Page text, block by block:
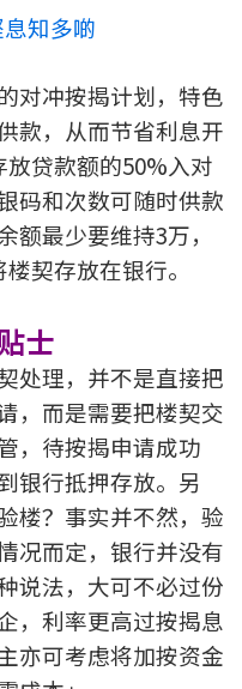
知多啲
对冲按揭计划，特色
款，从而节省利息开
贷款额的50%入对
码和次数可随时供款
额最少要维持3万，
契存放在银行。
士
处理，并不是直接把
，而是需要把楼契交
，待按揭申请成功
银行抵押存放。另
楼？事实并不然，验
况而定，银行并没有
说法，大可不必过份
，利率更高过按揭息
亦可考虑将加按资金